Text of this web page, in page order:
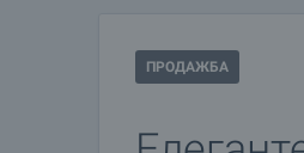
ПРОДАЖБА